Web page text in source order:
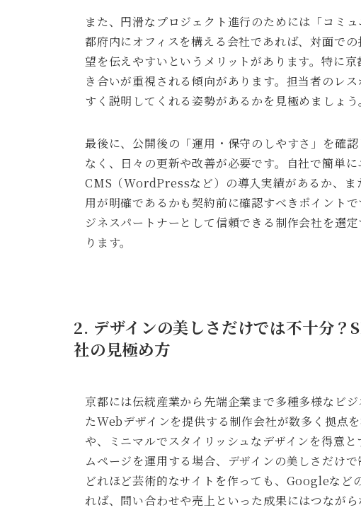
また、円滑なプロジェクト進行のためには「コミ
都府内にオフィスを構える会社であれば、対面で
望を伝えやすいというメリットがあります。特に
き合いが重視される傾向があります。担当者のレ
すく説明してくれる姿勢があるかを見極めましょう
最後に、公開後の「運用・保守のしやすさ」を確
なく、日々の更新や改善が必要です。自社で簡単
CMS（WordPressなど）の導入実績があるか、ま
用が明確であるかも契約前に確認すべきポイント
ジネスパートナーとして信頼できる制作会社を選
ります。
2. デザインの美しさだけでは不十分？
社の見極め方
京都には伝統産業から先端企業まで多種多様なビ
たWebデザインを提供する制作会社が数多く拠点
や、ミニマルでスタイリッシュなデザインを得意
ムページを運用する場合、デザインの美しさだけ
どれほど芸術的なサイトを作っても、Googleなど
れば、問い合わせや売上といった成果にはつながら